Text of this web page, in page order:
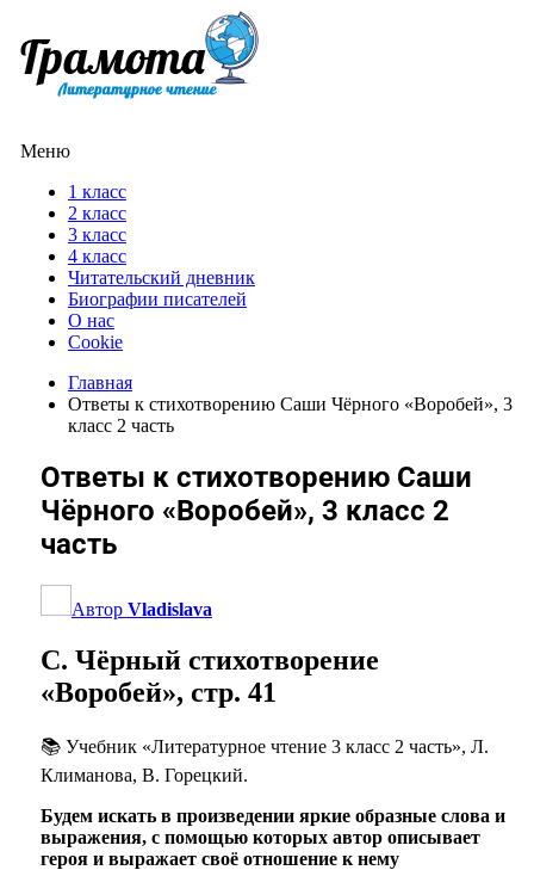
Меню
1 класс
2 класс
3 класс
4 класс
Читательский дневник
Биографии писателей
О нас
Cookie
Главная
Ответы к стихотворению Саши Чёрного «Воробей», 3
класс 2 часть
Ответы к стихотворению Саши
Чёрного «Воробей», 3 класс 2
часть
Автор Vladislava
С. Чёрный стихотворение
«Воробей», стр. 41
📚 Учебник «Литературное чтение 3 класс 2 часть», Л.
Климанова, В. Горецкий.
Будем искать в произведении яркие образные слова и
выражения, с помощью которых автор описывает
героя и выражает своё отношение к нему